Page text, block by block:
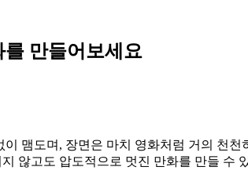
만들어보세요
맴도며, 장면은 마치 영화처럼 거의 천
않고도 압도적으로 멋진 만화를 만들 수